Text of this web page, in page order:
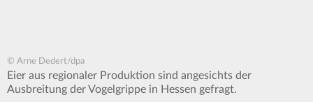
© Arne Dedert/dpa
Eier aus regionaler Produktion sind angesichts der
Ausbreitung der Vogelgrippe in Hessen gefragt.